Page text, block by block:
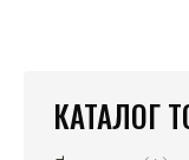
КАТАЛОГ